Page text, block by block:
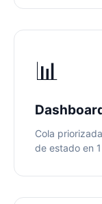
📊
Cola
de estado en